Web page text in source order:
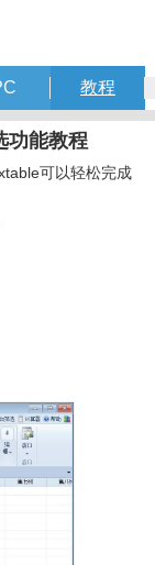
教程
功能教程
可以轻松完成